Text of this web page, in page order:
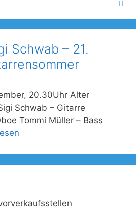
Schwab – 21.
20.30Uhr Alter
Schwab – Gitarre
Tommi Müller – Bass